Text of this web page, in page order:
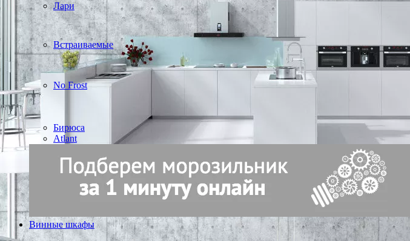
Лари
Встраиваемые
No Frost
Бирюса
Atlant
Винные шкафы